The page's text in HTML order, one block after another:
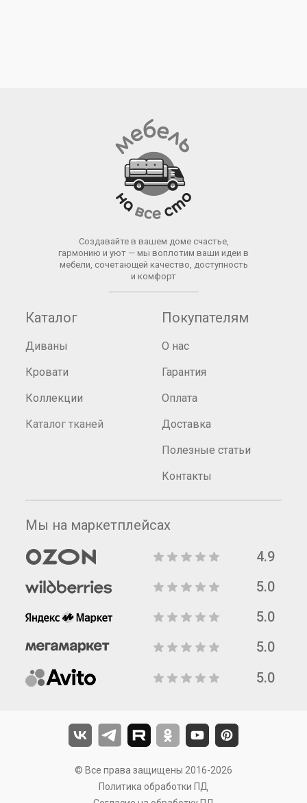
Создавайте в вашем доме счастье,
гармонию и уют — мы воплотим ваши идеи в
мебели, сочетающей качество, доступность
и комфорт
Каталог
Диваны
Кровати
Коллекции
Каталог тканей
Покупателям
О нас
Гарантия
Оплата
Доставка
Полезные статьи
Контакты
Мы на маркетплейсах
4.9
5.0
5.0
5.0
5.0
© Все права защищены 2016-2026
Политика обработки ПД